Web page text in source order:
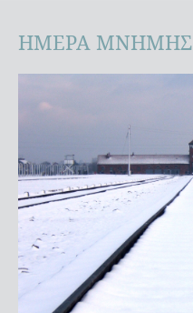
ΗΜΕΡΑ ΜΝΗΜΗΣ